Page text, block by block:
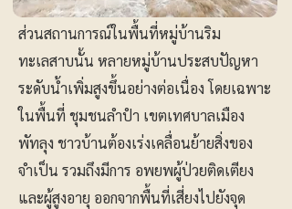
ส่วนสถานการณ์ในพื้นที่หมู่บ้านริม
ทะเลสาบนั้น หลายหมู่บ้านประสบปัญหา
ระดับน้ำเพิ่มสูงขึ้นอย่างต่อเนื่อง โดยเฉพาะ
ในพื้นที่ ชุมชนลำปำ เขตเทศบาลเมือง
พัทลุง ชาวบ้านต้องเร่งเคลื่อนย้ายสิ่งของ
จำเป็น รวมถึงมีการ อพยพผู้ป่วยติดเตียง
และผู้สูงอายุ ออกจากพื้นที่เสี่ยงไปยังจุด